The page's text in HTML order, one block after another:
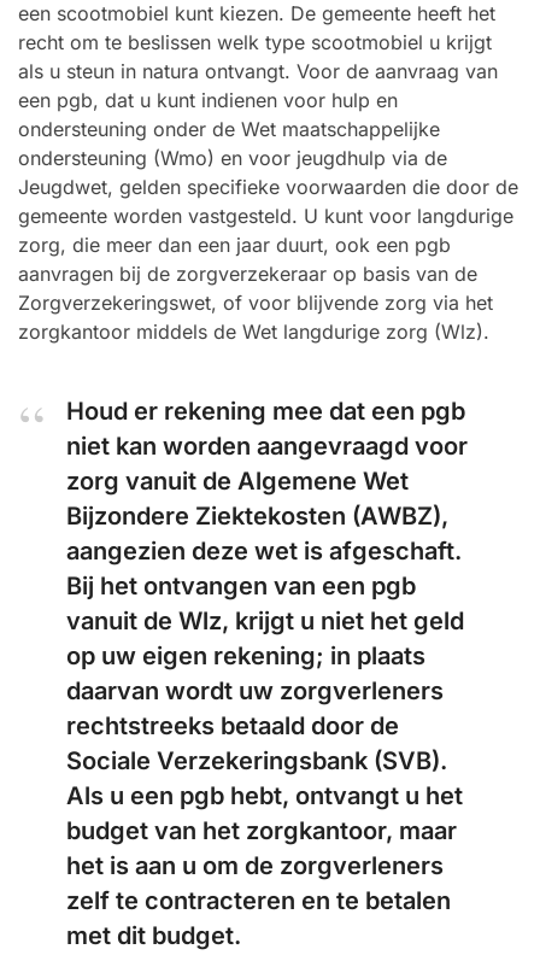
een scootmobiel kunt kiezen. De gemeente heeft het
recht om te beslissen welk type scootmobiel u krijgt
als u steun in natura ontvangt. Voor de aanvraag van
een pgb, dat u kunt indienen voor hulp en
ondersteuning onder de Wet maatschappelijke
ondersteuning (Wmo) en voor jeugdhulp via de
Jeugdwet, gelden specifieke voorwaarden die door de
gemeente worden vastgesteld. U kunt voor langdurige
zorg, die meer dan een jaar duurt, ook een pgb
aanvragen bij de zorgverzekeraar op basis van de
Zorgverzekeringswet, of voor blijvende zorg via het
zorgkantoor middels de Wet langdurige zorg (Wlz).
Houd er rekening mee dat een pgb
niet kan worden aangevraagd voor
zorg vanuit de Algemene Wet
Bijzondere Ziektekosten (AWBZ),
aangezien deze wet is afgeschaft.
Bij het ontvangen van een pgb
vanuit de Wlz, krijgt u niet het geld
op uw eigen rekening; in plaats
daarvan wordt uw zorgverleners
rechtstreeks betaald door de
Sociale Verzekeringsbank (SVB).
Als u een pgb hebt, ontvangt u het
budget van het zorgkantoor, maar
het is aan u om de zorgverleners
zelf te contracteren en te betalen
met dit budget.